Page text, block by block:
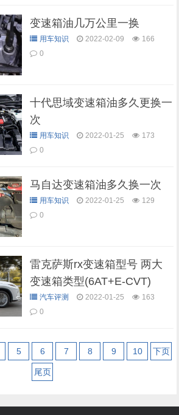
变速箱油几万公里一换
用车知识 2022-02-09
166
0
十代思域变速箱油多久更换一
次
用车知识 2022-01-25
173
0
马自达变速箱油多久换一次
用车知识 2022-01-25
129
0
雷克萨斯rx变速箱型号 两大
变速箱类型(6AT+E-CVT)
汽车评测 2022-01-25
163
0
5 6 7 8 9 10 下页
尾页